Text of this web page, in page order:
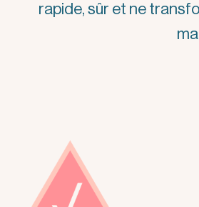
rapide, sûr et ne